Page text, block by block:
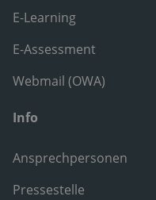
E-Learning
E-Assessment
Webmail (OWA)
Info
Ansprechpersonen
Pressestelle